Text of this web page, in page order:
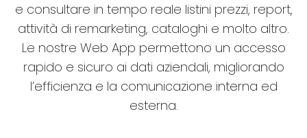
e consultare in tempo reale listini prezzi, report,
attività di remarketing, cataloghi e molto altro.
Le nostre Web App permettono un accesso
rapido e sicuro ai dati aziendali, migliorando
l’efficienza e la comunicazione interna ed
esterna.